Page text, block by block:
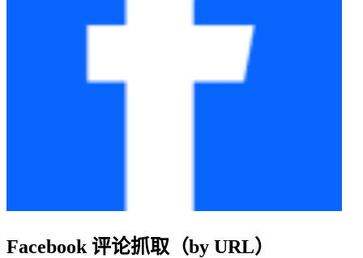
Facebook 评论抓取（by URL）